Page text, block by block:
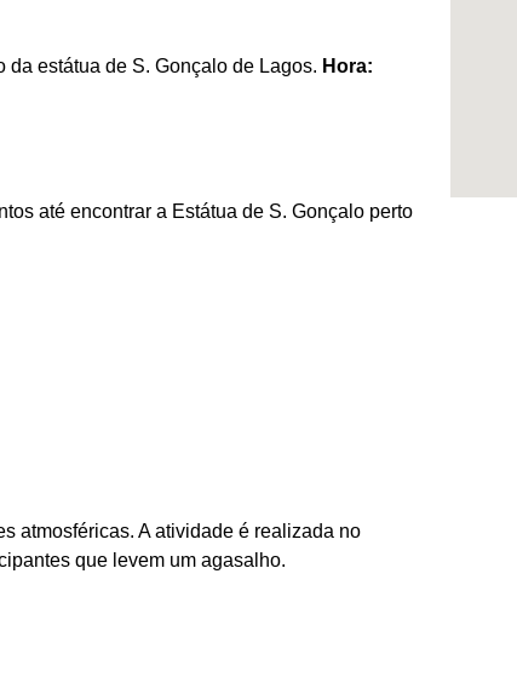
da estátua de S. Gonçalo de Lagos. Hora:
até encontrar a Estátua de S. Gonçalo perto
atmosféricas. A atividade é realizada no
que levem um agasalho.